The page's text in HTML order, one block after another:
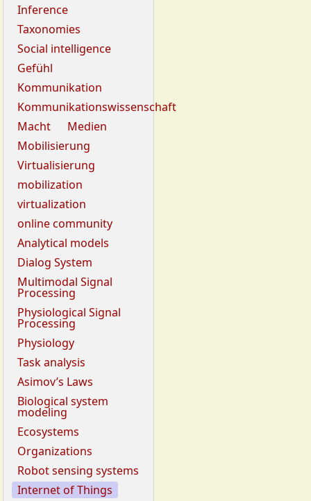
Inference
Taxonomies
Social intelligence
Gefühl
Kommunikation
Kommunikationswissenschaft
Macht
Medien
Mobilisierung
Virtualisierung
mobilization
virtualization
online community
Analytical models
Dialog System
Multimodal Signal
Processing
Physiological Signal
Processing
Physiology
Task analysis
Asimov’s Laws
Biological system
modeling
Ecosystems
Organizations
Robot sensing systems
Internet of Things